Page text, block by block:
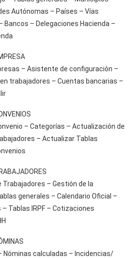
Autónomas – Países – Vías
Bancos – Delegaciones Hacienda –
– Asistente de configuración –
trabajadores – Cuentas bancarias –
– Categorías – Actualización de
– Actualizar Tablas
– Gestión de la
generales – Calendario Oficial –
Tablas IRPF – Cotizaciones
Nóminas calculadas – Incidencias/